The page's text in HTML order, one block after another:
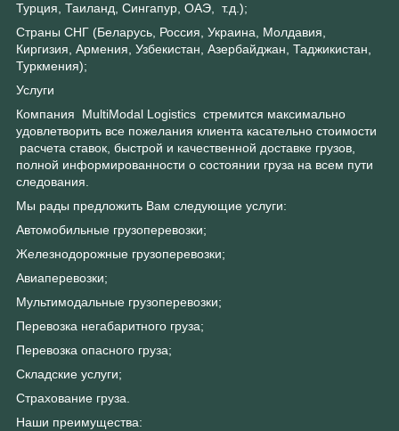
Турция, Таиланд, Сингапур, ОАЭ, т.д.);
Cтраны СНГ (Беларусь, Россия, Украина, Молдавия,
Киргизия, Армения, Узбекистан, Азербайджан, Таджикистан,
Туркмения);
Услуги
Компания MultiModal Logistics стремится максимально
удовлетворить все пожелания клиента касательно стоимости
расчета ставок, быстрой и качественной доставке грузов,
полной информированности о состоянии груза на всем пути
следования.
Мы рады предложить Вам следующие услуги:
Автомобильные грузоперевозки;
Железнодорожные грузоперевозки;
Авиаперевозки;
Мультимодальные грузоперевозки;
Перевозка негабаритного груза;
Перевозка опасного груза;
Складские услуги;
Страхование груза.
Наши преимущества: